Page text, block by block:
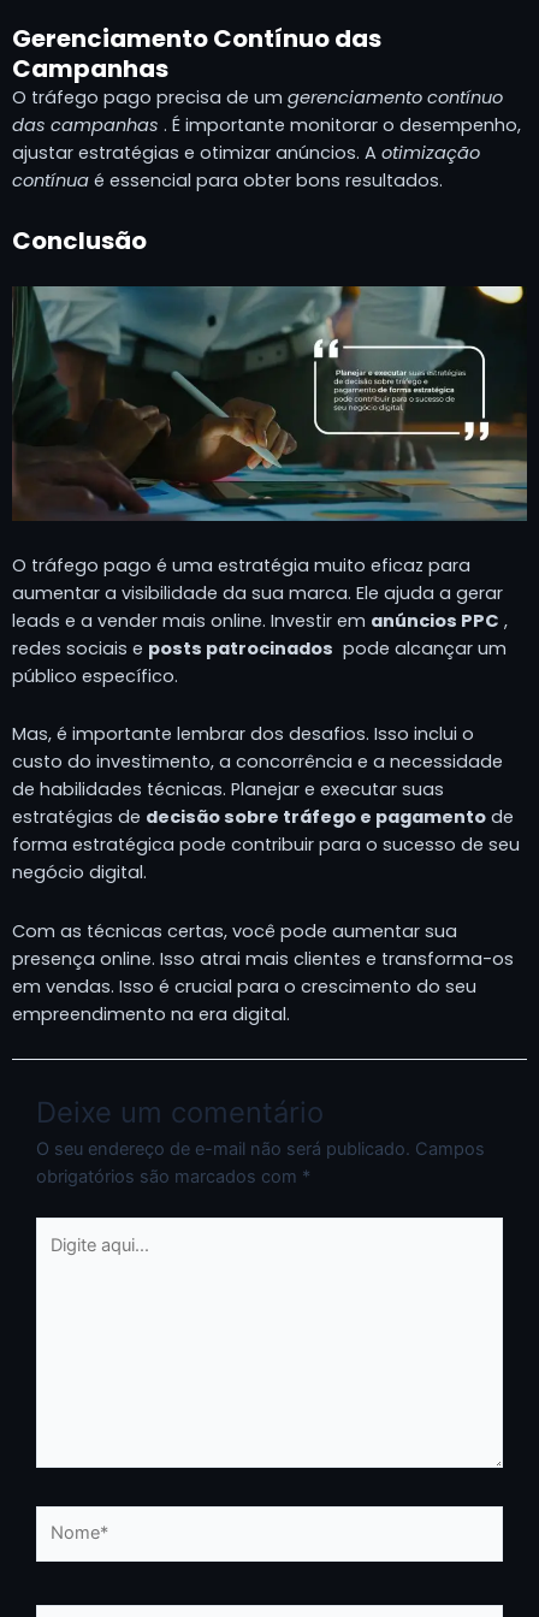
Gerenciamento Contínuo das
Campanhas
O tráfego pago precisa de um gerenciamento contínuo
das campanhas . É importante monitorar o desempenho,
ajustar estratégias e otimizar anúncios. A otimização
contínua é essencial para obter bons resultados.
Conclusão
O tráfego pago é uma estratégia muito eficaz para
aumentar a visibilidade da sua marca. Ele ajuda a gerar
leads e a vender mais online. Investir em anúncios PPC ,
redes sociais e posts patrocinados pode alcançar um
público específico.
Mas, é importante lembrar dos desafios. Isso inclui o
custo do investimento, a concorrência e a necessidade
de habilidades técnicas. Planejar e executar suas
estratégias de decisão sobre tráfego e pagamento de
forma estratégica pode contribuir para o sucesso de seu
negócio digital.
Com as técnicas certas, você pode aumentar sua
presença online. Isso atrai mais clientes e transforma-os
em vendas. Isso é crucial para o crescimento do seu
empreendimento na era digital.
Deixe um comentário
O seu endereço de e-mail não será publicado. Campos
obrigatórios são marcados com *
aqui...